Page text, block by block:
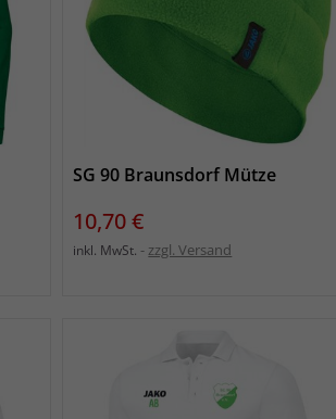
SG 90 Braunsdorf Mütze
Preis
10,70 €
inkl. MwSt. zzgl. Versand